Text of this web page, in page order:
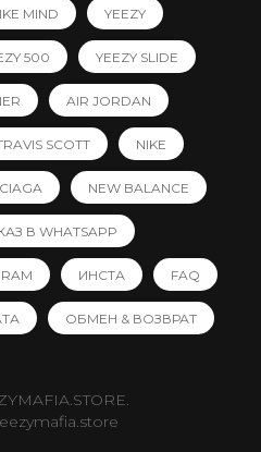
MIND YEEZY
500 YEEZY SLIDE
AIR JORDAN
SCOTT NIKE
NEW BALANCE
В WHATSAPP
ИНСТА FAQ
ОБМЕН & ВОЗВРАТ